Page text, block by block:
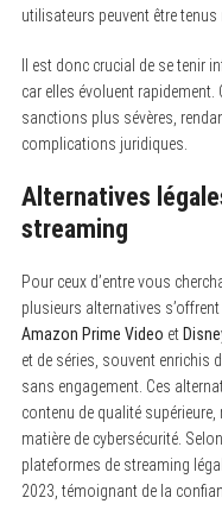
utilisateurs peuvent être
Il est donc crucial de se tenir
car elles évoluent
sanctions plus sévères,
complications juridiques.
Alternatives
streaming
Pour ceux d’entre vous
plusieurs alternatives
Amazon Prime Video et
et de séries, souvent enrichis
sans engagement. Ces
contenu de qualité
matière de cybersécurité.
plateformes de streaming
2023, témoignant de la